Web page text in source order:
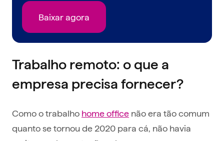
Baixar agora
Trabalho remoto: o que a
empresa precisa fornecer?
Como o trabalho home office não era tão comum
quanto se tornou de 2020 para cá, não havia